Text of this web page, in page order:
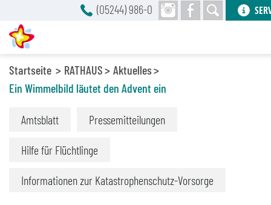
Startseite RATHAUS
Aktuelles
Ein Wimmelbild läutet den Advent ein
Amtsblatt Pressemitteilungen
Hilfe für Flüchtlinge
Informationen zur Katastrophenschutz-Vorsorge
(05244) 986-0